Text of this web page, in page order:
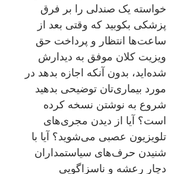
‌خواسته یک صندلی را بر فرق
پزشکی بکوبید که وقتی بعد از
ساعت‌ها انتظار و پرداخت حق
ویزیت کلان موفق به دیدارش
شده‌اید، بدون آنکه اجازه بدهد در
مورد بیماری‌تان توضیحی بدهید
شروع به نوشتن نسخه کرده
‌است؟ آیا از دیدن مجری‌های
تلویزیون عصبی می‌شوید؟ آیا با
شنیدن حرف‌های سیاستمداران
دچار رعشه و ناسزاگویی